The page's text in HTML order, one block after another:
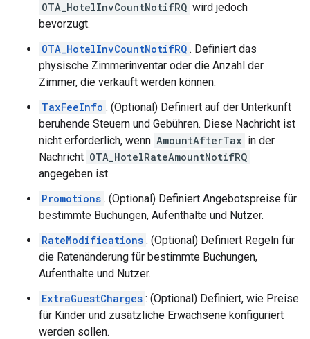
OTA_HotelInvCountNotifRQ wird jedoch
bevorzugt.
OTA_HotelInvCountNotifRQ . Definiert das
physische Zimmerinventar oder die Anzahl der
Zimmer, die verkauft werden können.
TaxFeeInfo : (Optional) Definiert auf der Unterkunft
beruhende Steuern und Gebühren. Diese Nachricht ist
nicht erforderlich, wenn AmountAfterTax in der
Nachricht OTA_HotelRateAmountNotifRQ
angegeben ist.
Promotions . (Optional) Definiert Angebotspreise für
bestimmte Buchungen, Aufenthalte und Nutzer.
RateModifications . (Optional) Definiert Regeln für
die Ratenänderung für bestimmte Buchungen,
Aufenthalte und Nutzer.
ExtraGuestCharges : (Optional) Definiert, wie Preise
für Kinder und zusätzliche Erwachsene konfiguriert
werden sollen.